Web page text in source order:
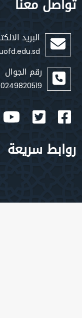
معنا
البريد الالكتروني
info@uofd.edu.sd
رقم الجوال
00249820519
سريعة